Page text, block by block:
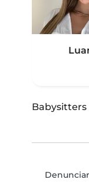
Babysitters